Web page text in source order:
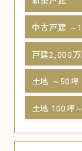
中古戸建 ～
戸建2,000
土地 ～50坪
土地 100坪～